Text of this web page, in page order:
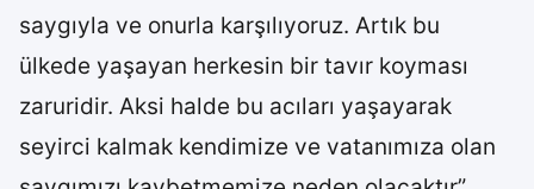
saygıyla ve onurla karşılıyoruz. Artık bu
ülkede yaşayan herkesin bir tavır koyması
zaruridir. Aksi halde bu acıları yaşayarak
seyirci kalmak kendimize ve vatanımıza olan